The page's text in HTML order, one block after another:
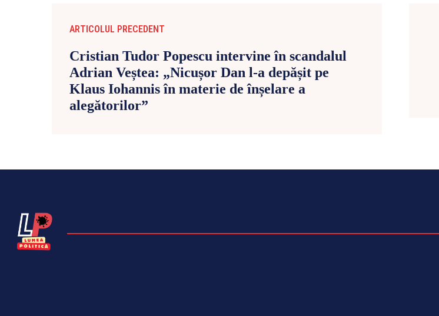
ARTICOLUL PRECEDENT
Cristian Tudor Popescu intervine în scandalul
Adrian Veștea: „Nicușor Dan l-a depășit pe
Klaus Iohannis în materie de înșelare a
alegătorilor”